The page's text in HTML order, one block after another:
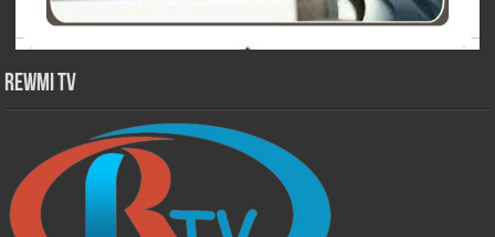
Rewmi TV